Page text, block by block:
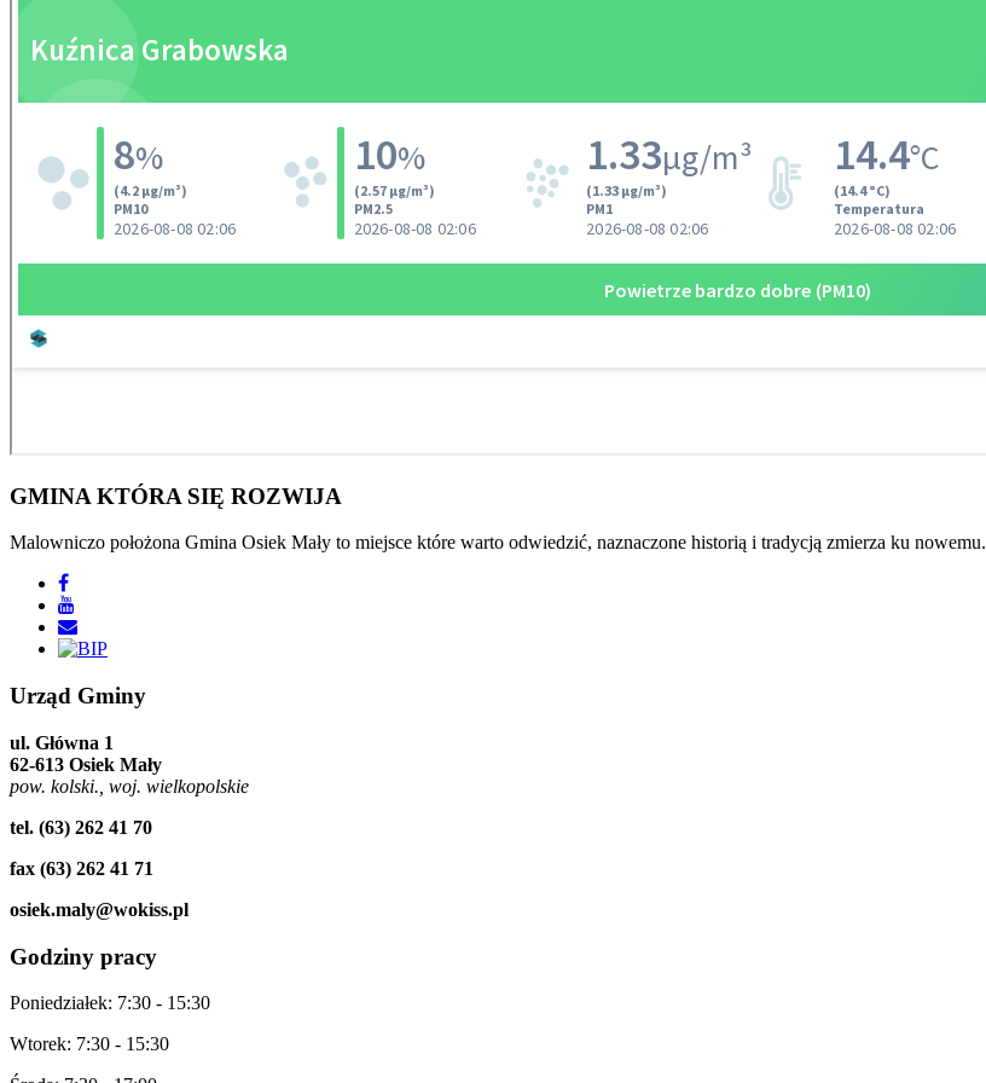
GMINA KTÓRA SIĘ ROZWIJA
Malowniczo położona Gmina Osiek Mały to miejsce które warto odwiedzić, naznaczone historią i tradycją zmierza ku nowemu.
Urząd Gminy
ul. Główna 1
62-613 Osiek Mały
pow. kolski., woj. wielkopolskie
tel. (63) 262 41 70
fax (63) 262 41 71
osiek.maly@wokiss.pl
Godziny pracy
Poniedziałek: 7:30 - 15:30
Wtorek: 7:30 - 15:30